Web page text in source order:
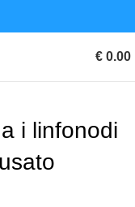
€ 0.00
i linfonodi